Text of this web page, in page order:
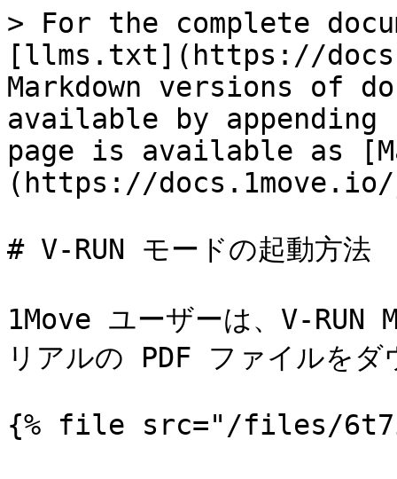
> For the complete
[llms.txt](https://
Markdown versions of
available by
page is available as
(https://
# V-RUN モードの起動方法
1Move ユーザーは、V-RUN
リアルの PDF ファイルを